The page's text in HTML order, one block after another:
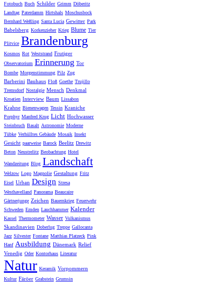
Fotobuch Buch Schilder Grimm Döberitz
Landtag Paterdamm Hirtshals Moschusbock
Bernhard Weßling Santa Lucia Gewitter Park
Babelsberg Korkenzieher Krieg Blume Tier
Plitvice Brandenburg
Kosmos Rot Weststrand Frutiger
Observatorium Erinnerung Tor
Bombe Morgenstimmung Pilz Zug
Barberini Bauhaus Floß Goethe Trujillo
Tremsdorf Nostalgie Mensch Denkmal
Kroatien Interview Baum Lissabon
Krahne Bienenwagen Tessin Kraniche
Porphyr Manfred Krug Licht Hochwasser
Steinbruch Basalt Astronomie Moderne
Tübke Verhülltes Gebäude Mosaik Insekt
Gesicht paarweise Barock Beelitz Drewitz
Beton Neustrelitz Beobachtung Hotel
Wandzeitung Blog Landschaft
Welzow Logo Magnolie Gestaltung Fritz
Eisel Urban Design Stresa
Westhavelland Panorama Beaucaire
Gärtnerjunge Zeichen Bauernkrieg Feuerwehr
Schweden Emden Lauchhammer Kalender
Kassel Thermometer Wasser Vulkanismus
Skandinavien Doberlug Treppe Gallocanta
Jazz Silvester Fontane Matthias Platzeck Pink
Hanf Ausbildung Dänemark Relief
Venedig Oder Kontorhaus Literatur
Natur Keramik Vorpommern
Kultur Färöer Grabstein Grumsin